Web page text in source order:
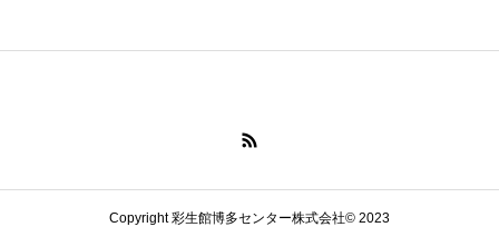
Copyright 彩生館博多センター株式会社© 2023